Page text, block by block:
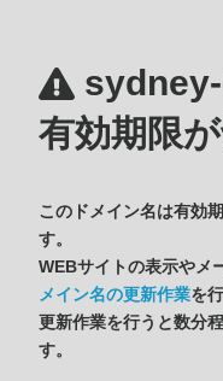
有効期限
このドメイン名は有効
す。
WEBサイトの表示やメ
メイン名の更新作業を
更新作業を行うと数分
す。